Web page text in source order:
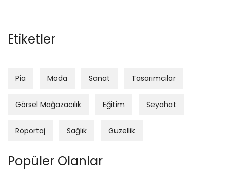
Etiketler
Pia Moda Sanat Tasarımcılar
Görsel Mağazacılık Eğitim Seyahat
Röportaj Sağlık Güzellik
Popüler Olanlar